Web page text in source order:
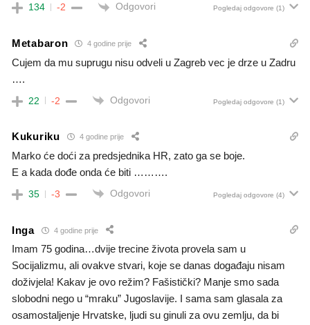
134 -2 Odgovori Pogledaj odgovore (1)
Metabaron 4 godine prije
Cujem da mu suprugu nisu odveli u Zagreb vec je drze u Zadru
….
22 -2 Odgovori Pogledaj odgovore (1)
Kukuriku 4 godine prije
Marko će doći za predsjednika HR, zato ga se boje.
E a kada dođe onda će biti ……….
35 -3 Odgovori Pogledaj odgovore (4)
Inga 4 godine prije
Imam 75 godina…dvije trecine života provela sam u
Socijalizmu, ali ovakve stvari, koje se danas događaju nisam
doživjela! Kakav je ovo režim? Fašistički? Manje smo sada
slobodni nego u “mraku” Jugoslavije. I sama sam glasala za
osamostaljenje Hrvatske, ljudi su ginuli za ovu zemlju, da bi